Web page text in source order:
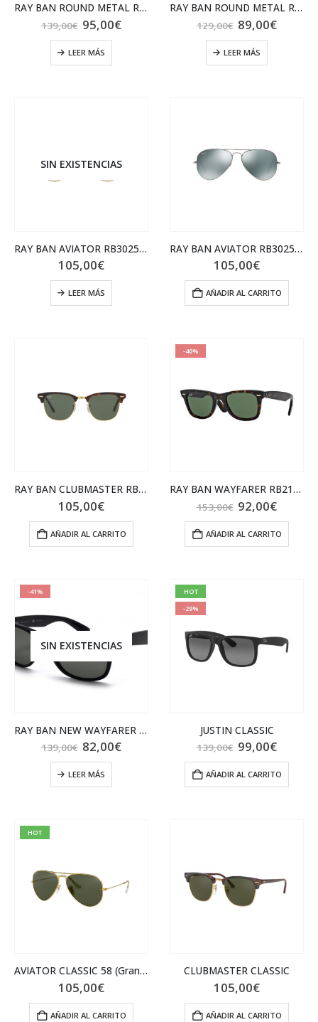
RAY BAN ROUND METAL RB3447N 001/3F
139,00€ El
precio
original
era:
139,00€.
95,00€El
LEER MÁS
RAY BAN ROUND METAL RB3447 001
129,00€ El
precio
original
era:
129,00€.
89,00€El
LEER MÁS
SIN EXISTENCIAS
RAY BAN AVIATOR RB3025 001/51 58 (Grande)
105,00€
LEER MÁS
RAY BAN AVIATOR RB3025 W3277 58 (Grande)
105,00€
AÑADIR AL CARRITO
RAY BAN CLUBMASTER RB3016 W0366 51
105,00€
AÑADIR AL CARRITO
-40%
RAY BAN WAYFARER RB2140 902 50
153,00€ El
precio
original
era:
153,00€.
92,00€El
actual
es:
92,00€.
AÑADIR AL CARRITO
-41%
SIN EXISTENCIAS
RAY BAN NEW WAYFARER RB2132 902L
139,00€ El
precio
original
era:
139,00€.
82,00€El
LEER MÁS
HOT
-29%
JUSTIN CLASSIC
139,00€ El
precio
original
era:
139,00€.
99,00€El
actual
es:
99,00€.
AÑADIR AL CARRITO
HOT
AVIATOR CLASSIC 58 (Grande)
105,00€
AÑADIR AL CARRITO
CLUBMASTER CLASSIC
105,00€
AÑADIR AL CARRITO